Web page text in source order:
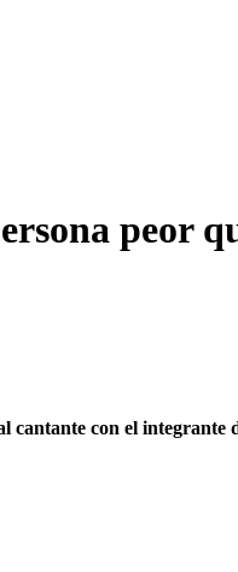
peor
con el integrante